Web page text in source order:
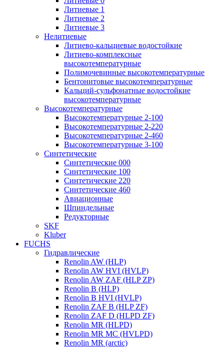
Литиевые 1
Литиевые 2
Литиевые 3
Нелитиевые
Литиево-кальциевые водостойкие
Литиево-комплексные
высокотемпературные
Полимочевинные высокотемпературные
Бентонитовые высокотемпературные
Кальций-сульфонатные водостойкие
высокотемпературные
Высокотемпературные
Высокотемпературные 2-100
Высокотемпературные 2-220
Высокотемпературные 2-460
Высокотемпературные 3-100
Синтетические
Синтетические 000
Синтетические 100
Синтетические 220
Синтетические 460
Авиационные
Шпиндельные
Редукторные
SKF
Kluber
FUCHS
Гидравлические
Renolin AW (HLP)
Renolin AW HVI (HVLP)
Renolin AW ZAF (HLP ZP)
Renolin B (HLP)
Renolin B HVI (HVLP)
Renolin ZAF B (HLP ZF)
Renolin ZAF D (HLPD ZF)
Renolin MR (HLPD)
Renolin MR MC (HVLPD)
Renolin MR (arctic)